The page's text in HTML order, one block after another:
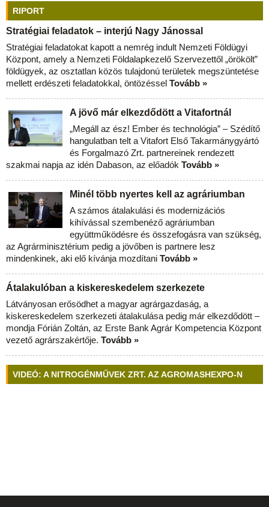
RIPORT
Stratégiai feladatok – interjú Nagy Jánossal
Stratégiai feladatokat kapott a nemrég indult Nemzeti Földügyi
Központ, amely a Nemzeti Földalapkezelő Szervezettől „örökölt”
földügyek, az osztatlan közös tulajdonú területek megszüntetése
mellett erdészeti feladatokkal, öntözéssel Tovább »
A jövő már elkezdődött a Vitafortnál
„Megáll az ész! Ember és technológia” – Szédítő
hangulatban telt a Vitafort Első Takarmánygyártó
és Forgalmazó Zrt. partnereinek rendezett
szakmai napja az idén Dabason, az előadók Tovább »
Minél több nyertes kell az agráriumban
A számos átalakulási és modernizációs
kihívással szembenéző agráriumban
együttműködésre és összefogásra van szükség,
az Agrárminisztérium pedig a jövőben is partnere lesz
mindenkinek, aki elő kívánja mozdítani Tovább »
Átalakulóban a kiskereskedelem szerkezete
Látványosan erősödhet a magyar agrárgazdaság, a
kiskereskedelem szerkezeti átalakulása pedig már elkezdődött –
mondja Fórián Zoltán, az Erste Bank Agrár Kompetencia Központ
vezető agrárszakértője. Tovább »
VIDEÓ: A NITROGÉNMŰVEK ZRT. AZ AGROMASHEXPO-N